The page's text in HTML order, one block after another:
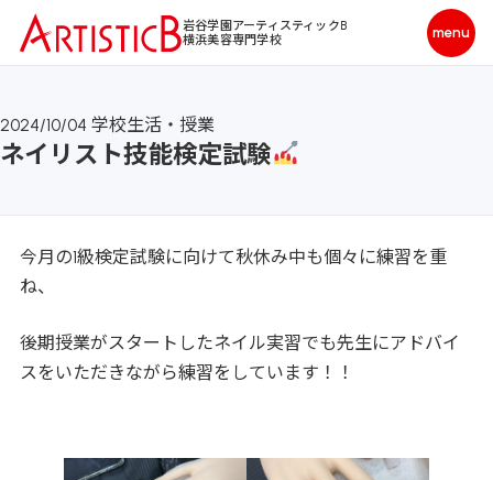
岩谷学園アーティスティックB
横浜美容専門学校
2024/10/04 学校生活・授業
ネイリスト技能検定試験
今月の1級検定試験に向けて秋休み中も個々に練習を重
ね、
後期授業がスタートしたネイル実習でも先生にアドバイ
スをいただきながら練習をしています！！